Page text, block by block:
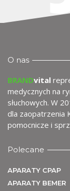
O nas
BRANDvital
medycznych na
słuchowych. W
dla zaopatrzenia
pomocnicze i
Polecane
APARATY CPAP
APARATY BEMER